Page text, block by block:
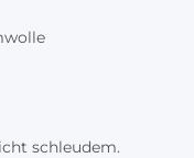
schleudem.